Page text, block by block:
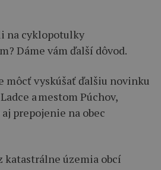
na cyklopotulky
Dáme vám ďalší dôvod.
môcť vyskúšať ďalšiu novinku
a mestom Púchov,
prepojenie na obec
katastrálne územia obcí